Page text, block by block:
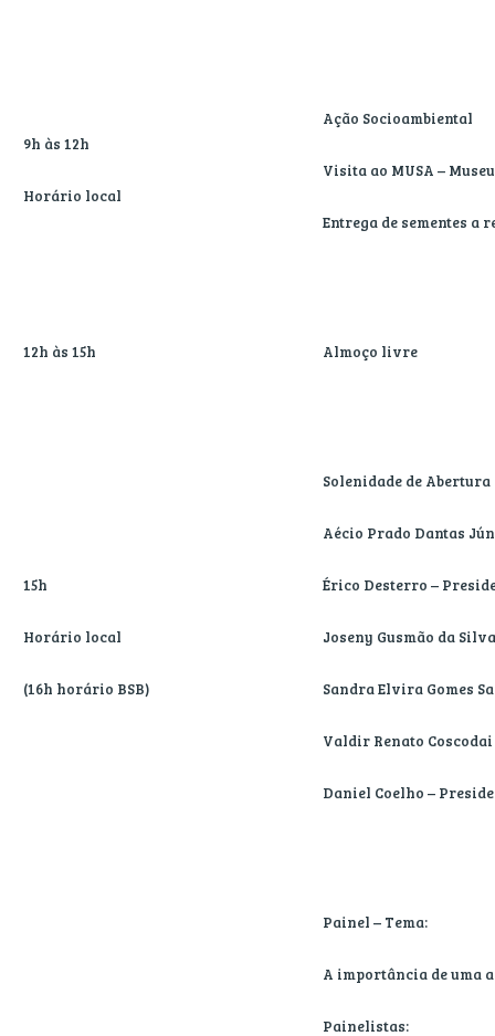
9h às 12h
Horário local
Ação Socioambiental
Visita ao MUSA –
Entrega de sementes a
12h às 15h Almoço livre
15h
Horário local
(16h horário BSB)
Solenidade de Abertura
Aécio Prado Dantas
Érico Desterro –
Joseny Gusmão da
Sandra Elvira Gomes
Valdir Renato
Daniel Coelho –
Painel – Tema:
A importância de uma
Painelistas: